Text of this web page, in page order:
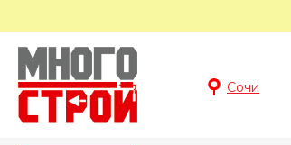
Сочи